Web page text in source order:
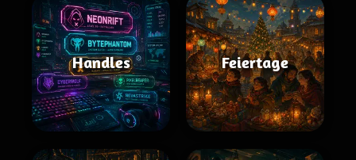
Handles Feiertage